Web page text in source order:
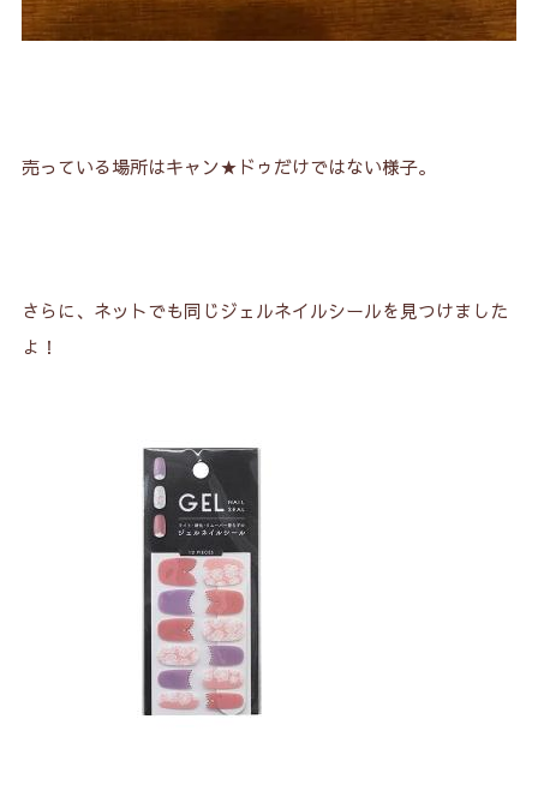
売っている場所はキャン★ドゥだけではない様子。
さらに、ネットでも同じジェルネイルシールを見つけました
よ！